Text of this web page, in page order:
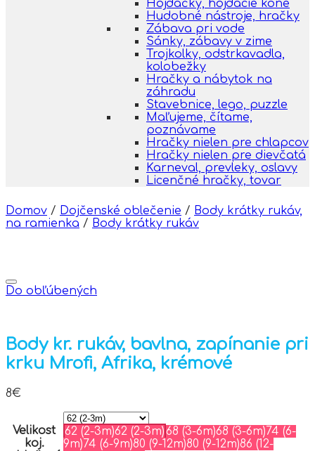
Hojdačky, hojdacie kone
Hudobné nástroje, hračky
Zábava pri vode
Sánky, zábavy v zime
Trojkolky, odstrkavadla,
kolobežky
Hračky a nábytok na
záhradu
Stavebnice, lego, puzzle
Maľujeme, čítame,
poznávame
Hračky nielen pre chlapcov
Hračky nielen pre dievčatá
Karneval, prevleky, oslavy
Licenčné hračky, tovar
Domov / Dojčenské oblečenie / Body krátky rukáv,
na ramienka / Body krátky rukáv
Do obľúbených
Body kr. rukáv, bavlna, zapínanie pri
krku Mrofi, Afrika, krémové
8€
Velikost
koj.
62 (2-3m)62 (2-3m)68 (3-6m)68 (3-6m)74 (6-
9m)74 (6-9m)80 (9-12m)80 (9-12m)86 (12-